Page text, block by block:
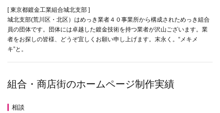
[ 東京都鍍金工業組合城北支部 ]
城北支部(荒川区・北区）はめっき業者４０事業所から構成されためっき組合
員の団体です。団体には卓越した鍍金技術を持つ業者が沢山ございます。業
者をお探しの皆様、どうぞ宜しくお願い申し上げます。末永く。“メキメ
キ”と。
組合・商店街のホームページ制作実績
相談